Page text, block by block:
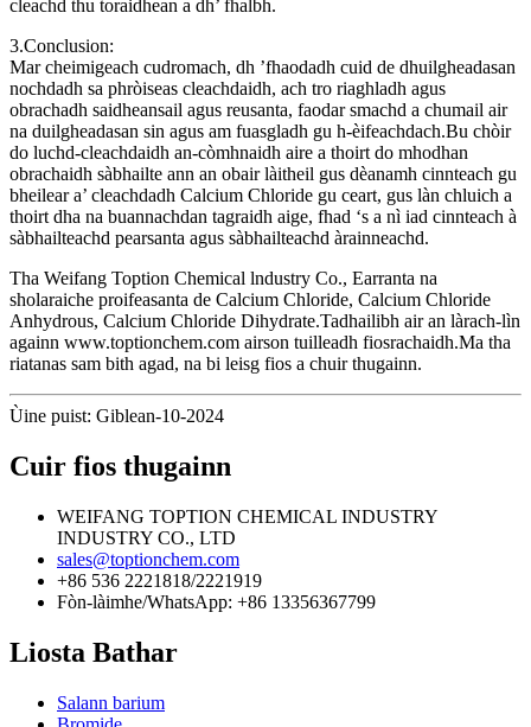
cleachd thu toraidhean a dh’ fhalbh.
3.Conclusion:
Mar cheimigeach cudromach, dh ’fhaodadh cuid de dhuilgheadasan
nochdadh sa phròiseas cleachdaidh, ach tro riaghladh agus
obrachadh saidheansail agus reusanta, faodar smachd a chumail air
na duilgheadasan sin agus am fuasgladh gu h-èifeachdach.Bu chòir
do luchd-cleachdaidh an-còmhnaidh aire a thoirt do mhodhan
obrachaidh sàbhailte ann an obair làitheil gus dèanamh cinnteach gu
bheilear a’ cleachdadh Calcium Chloride gu ceart, gus làn chluich a
thoirt dha na buannachdan tagraidh aige, fhad ‘s a nì iad cinnteach à
sàbhailteachd pearsanta agus sàbhailteachd àrainneachd.
Tha Weifang Toption Chemical lndustry Co., Earranta na
sholaraiche proifeasanta de Calcium Chloride, Calcium Chloride
Anhydrous, Calcium Chloride Dihydrate.Tadhailibh air an làrach-lìn
againn www.toptionchem.com airson tuilleadh fiosrachaidh.Ma tha
riatanas sam bith agad, na bi leisg fios a chuir thugainn.
Ùine puist: Giblean-10-2024
Cuir fios thugainn
WEIFANG TOPTION CHEMICAL INDUSTRY
INDUSTRY CO., LTD
sales@toptionchem.com
+86 536 2221818/2221919
Fòn-làimhe/WhatsApp: +86 13356367799
Liosta Bathar
Salann barium